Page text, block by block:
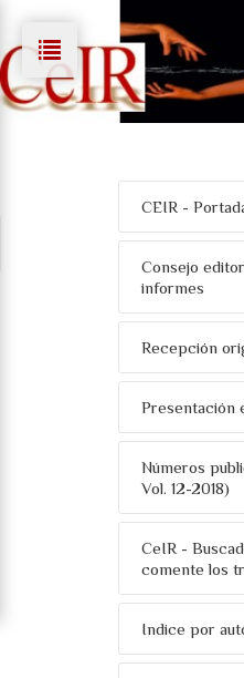
CEIR -
Consejo
informes
Recepción
Presentación
Números
Vol. 12-2018)
CeIR -
comente los
Indice por